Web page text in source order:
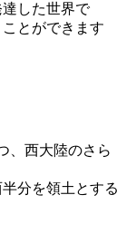
した世界で
とができます
、西大陸のさら
分を領土とする